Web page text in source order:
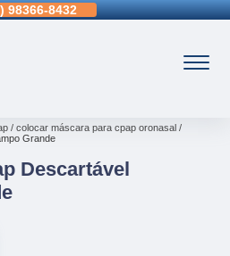
98366-8432 (15)3326-9334
colocar máscara para cpap oronasal
Grande
Descartável